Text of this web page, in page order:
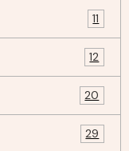
11
12
20
29